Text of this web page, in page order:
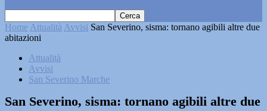
Home Attualità Avvisi San Severino, sisma: tornano agibili altre due
abitazioni
Attualità
Avvisi
San Severino Marche
San Severino, sisma: tornano agibili altre due